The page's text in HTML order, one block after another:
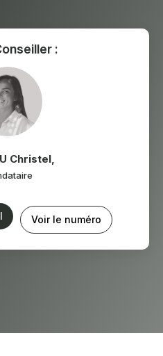
:
Christel
Voir le numéro